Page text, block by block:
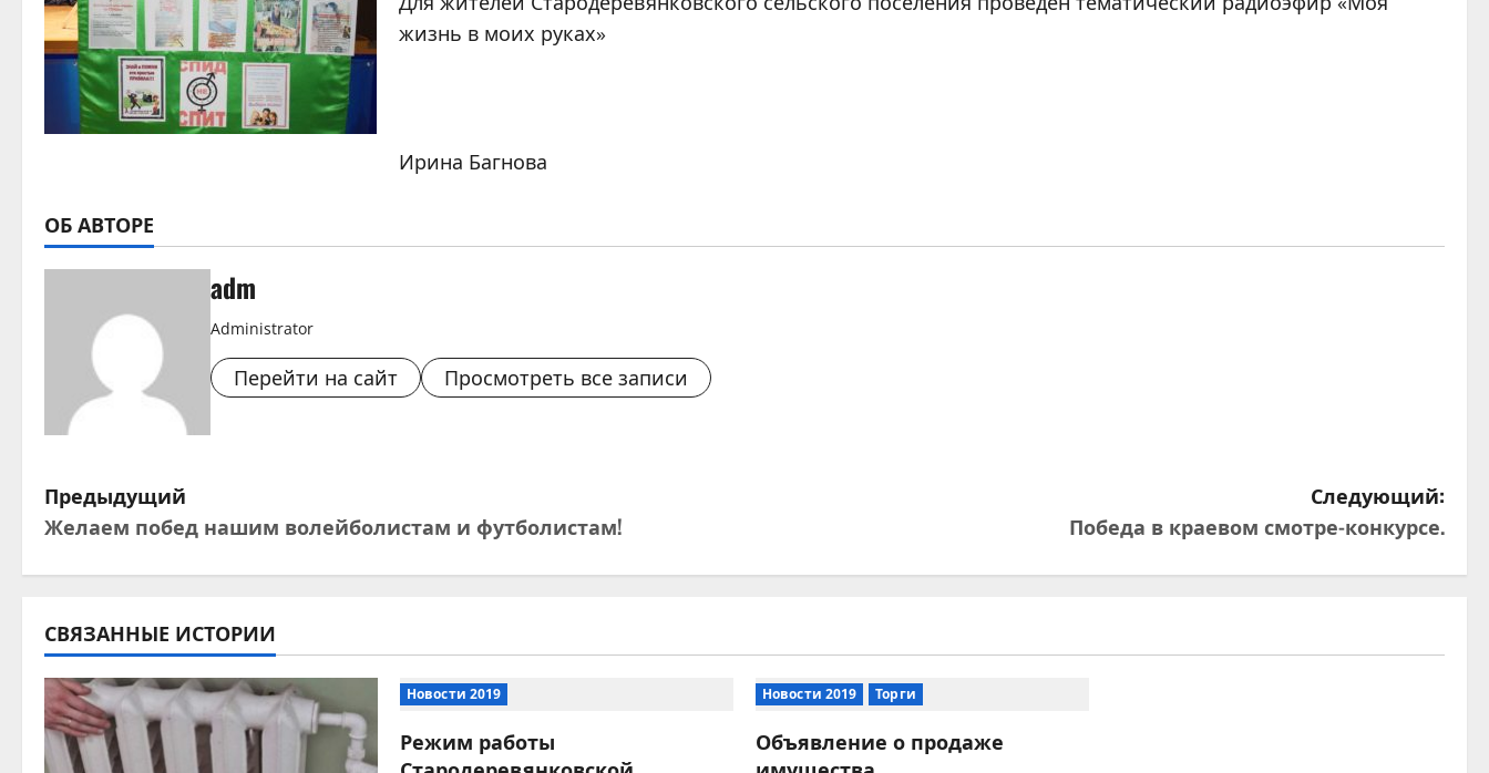
жизнь в моих руках»
Ирина Багнова
ОБ АВТОРЕ
adm
Administrator
Перейти на сайт Просмотреть все записи
Н
а
в
и
г
а
Предыдущий
Желаем побед нашим волейболистам и футболистам!
Следующий:
Победа в краевом смотре-конкурсе.
СВЯЗАННЫЕ ИСТОРИИ
Новости 2019
Режим работы
Новости 2019 Торги
Объявление о продаже